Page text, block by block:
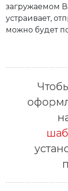
загружаемом
устраивает,
можно будет